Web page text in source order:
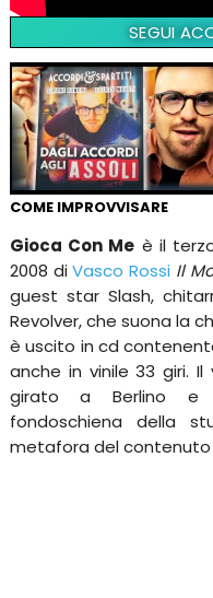
SEGUI
COME IMPROVVISARE
Gioca Con Me è il
2008 diVasco Rossi Il
guest star Slash,
Revolver, che suona la
è uscito in cd
anche in vinile 33 giri.
girato a Berlino e
fondoschiena della
metafora del contenuto